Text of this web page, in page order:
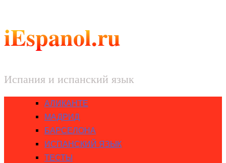
iEspanol.ru
Испания и испанский язык
АЛИКАНТЕ
МАДРИД
БАРСЕЛОНА
ИСПАНСКИЙ ЯЗЫК
ТЕСТЫ